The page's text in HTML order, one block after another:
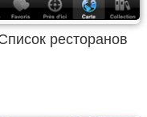
ресторанов